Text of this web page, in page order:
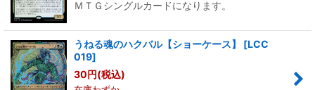
ＭＴＧシングルカードになります。
うねる魂のハクバル【ショーケース】 [LCC
019]
30円(税込)